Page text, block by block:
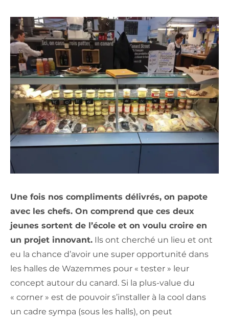
Une fois nos compliments délivrés, on papote
avec les chefs. On comprend que ces deux
jeunes sortent de l’école et on voulu croire en
un projet innovant. Ils ont cherché un lieu et ont
eu la chance d’avoir une super opportunité dans
les halles de Wazemmes pour « tester » leur
concept autour du canard. Si la plus-value du
« corner » est de pouvoir s’installer à la cool dans
un cadre sympa (sous les halls), on peut